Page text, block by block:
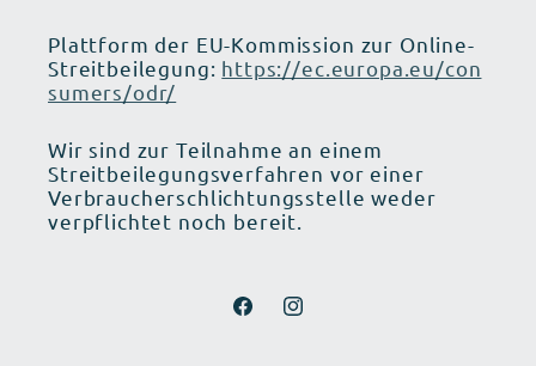
Plattform der EU-Kommission zur Online-
Streitbeilegung: https://ec.europa.eu/con
sumers/odr/
Wir sind zur Teilnahme an einem
Streitbeilegungsverfahren vor einer
Verbraucherschlichtungsstelle weder
verpflichtet noch bereit.
FacebookInstagram